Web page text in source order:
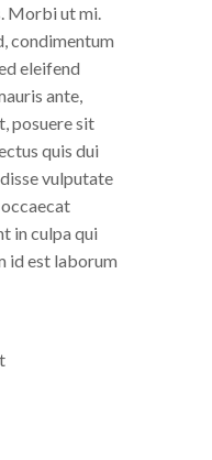
Morbi ut mi.
condimentum
eleifend
ante,
posuere sit
quis dui
vulputate
in culpa qui
id est laborum